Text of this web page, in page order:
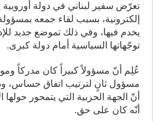
تعرّض سفير لبناني في دولة
إلكترونية، بسبب لقاء جمعه
يخدم فيها، وفي ذلك تموضع جديد
توجّهاتها السياسية أمام دولة كبرى.
عُلِم أنّ مسؤولاً كبيراً كان مدركاً
مسؤول ثانٍ لترتيب اتفاق حساس،
أنّ الجهة الحزبية التي يتمحور حولها
أنّه كان على حق.